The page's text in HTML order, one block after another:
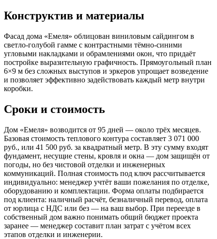
Конструктив и материалы
Фасад дома «Емеля» облицован виниловым сайдингом в
светло-голубой гамме с контрастными тёмно-синими
угловыми накладками и обрамлениями окон, что придаёт
постройке выразительную графичность. Прямоугольный план
6×9 м без сложных выступов и эркеров упрощает возведение
и позволяет эффективно задействовать каждый метр внутри
коробки.
Сроки и стоимость
Дом «Емеля» возводится от 95 дней — около трёх месяцев.
Базовая стоимость теплового контура составляет 3 071 000
руб., или 41 500 руб. за квадратный метр. В эту сумму входят
фундамент, несущие стены, кровля и окна — дом защищён от
погоды, но без чистовой отделки и инженерных
коммуникаций. Полная стоимость под ключ рассчитывается
индивидуально: менеджер учтёт ваши пожелания по отделке,
оборудованию и комплектации. Форма оплаты подбирается
под клиента: наличный расчёт, безналичный перевод, оплата
от юрлица с НДС или без — на ваш выбор. При переезде в
собственный дом важно понимать общий бюджет проекта
заранее — менеджер составит план затрат с учётом всех
этапов отделки и инженерии.